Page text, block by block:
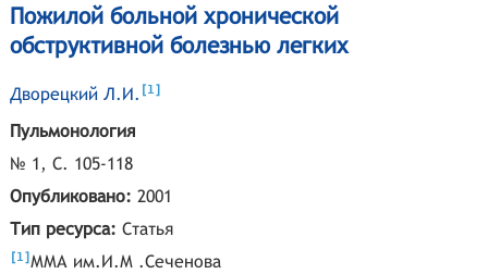
Пожилой больной хронической
обструктивной болезнью легких
Дворецкий Л.И. [1]
Пульмонология
№ 1, С. 105-118
Опубликовано: 2001
Тип ресурса: Статья
[1]ММА им.И.М .Сеченова